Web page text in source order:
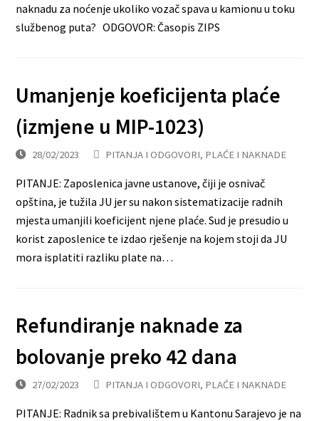
naknadu za noćenje ukoliko vozač spava u kamionu u toku
službenog puta? ODGOVOR: Časopis ZIPS
Umanjenje koeficijenta plaće
(izmjene u MIP-1023)
28/02/2023 PITANJA I ODGOVORI, PLAĆE I NAKNADE
PITANJE: Zaposlenica javne ustanove, čiji je osnivač
opština, je tužila JU jer su nakon sistematizacije radnih
mjesta umanjili koeficijent njene plaće. Sud je presudio u
korist zaposlenice te izdao rješenje na kojem stoji da JU
mora isplatiti razliku plate na…
Refundiranje naknade za
bolovanje preko 42 dana
27/02/2023 PITANJA I ODGOVORI, PLAĆE I NAKNADE
PITANJE: Radnik sa prebivalištem u Kantonu Sarajevo je na